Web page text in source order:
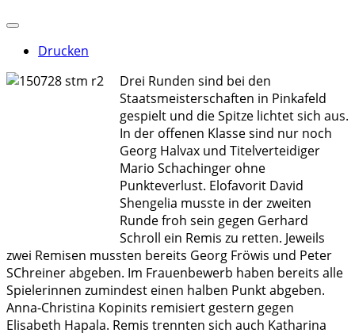
Drucken
Drei Runden sind bei den
Staatsmeisterschaften in Pinkafeld
gespielt und die Spitze lichtet sich aus.
In der offenen Klasse sind nur noch
Georg Halvax und Titelverteidiger
Mario Schachinger ohne
Punkteverlust. Elofavorit David
Shengelia musste in der zweiten
Runde froh sein gegen Gerhard
Schroll ein Remis zu retten. Jeweils
zwei Remisen mussten bereits Georg Fröwis und Peter
SChreiner abgeben. Im Frauenbewerb haben bereits alle
Spielerinnen zumindest einen halben Punkt abgeben.
Anna-Christina Kopinits remisiert gestern gegen
Elisabeth Hapala. Remis trennten sich auch Katharina